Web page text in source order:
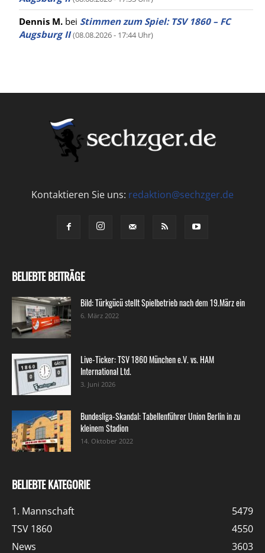
Dennis M. bei Stimmen zum Spiel: TSV 1860 – FC
Augsburg II (08.08.2026 - 17:44 Uhr)
Kontaktieren Sie uns: redaktion@sechzger.de
BELIEBTE BEITRÄGE
Bild: Türkgücü stellt Spielbetrieb nach dem 19.März ein
6. März 2022
Live-Ticker: TSV 1860 München e.V. vs. HAM
International Ltd.
3. Juni 2026
Bundesliga-Skandal: Tabellenführer Union Berlin in zu
kleinem Stadion
14. Oktober 2022
BELIEBTE KATEGORIE
1. Mannschaft
5479
TSV 1860
4550
News
3603